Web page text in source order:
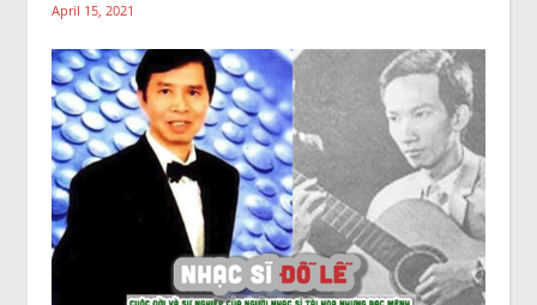
April 15, 2021